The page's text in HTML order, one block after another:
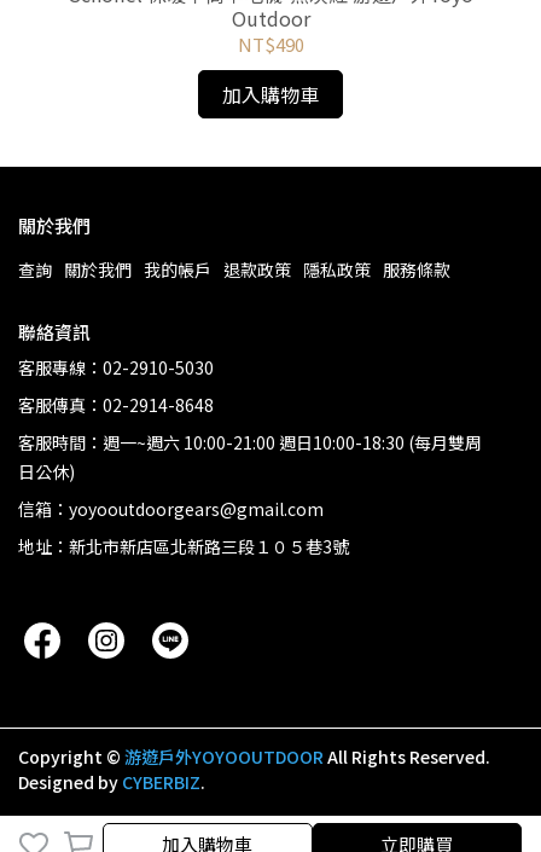
加入購物車
加入購物車 立即購買
Outdoor
NT$490
加入購物車
關於我們
查詢 關於我們 我的帳戶 退款政策 隱私政策 服務條款
聯絡資訊
客服專線：02-2910-5030
客服傳真：02-2914-8648
客服時間：週一~週六 10:00-21:00 週日10:00-18:30 (每月雙周
日公休)
信箱：yoyooutdoorgears@gmail.com
地址：新北市新店區北新路三段１０５巷3號
Copyright © 游遊戶外YOYOOUTDOORAll Rights Reserved.
Designed by CYBERBIZ.